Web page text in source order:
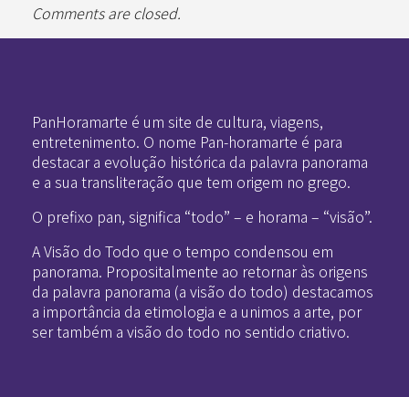
Comments are closed.
PanHoramarte é um site de cultura, viagens,
entretenimento. O nome Pan-horamarte é para
destacar a evolução histórica da palavra panorama
e a sua transliteração que tem origem no grego.
O prefixo pan, significa “todo” – e horama – “visão”.
A Visão do Todo que o tempo condensou em
panorama. Propositalmente ao retornar às origens
da palavra panorama (a visão do todo) destacamos
a importância da etimologia e a unimos a arte, por
ser também a visão do todo no sentido criativo.